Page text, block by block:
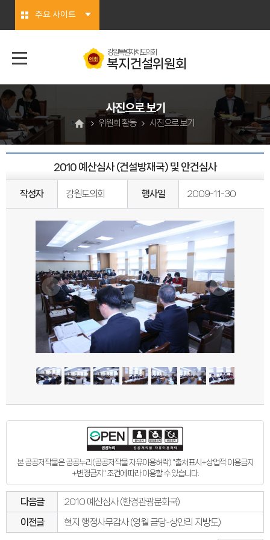
주요 사이트
강원특별자치도의회
복지건설위원회
사진으로 보기
위원회 활동 사진으로 보기
2010 예산심사 (건설방재국) 및 안건심사
작성자 강원도의회 행사일 2009-11-30
본 공공저작물은 공공누리(공공저작물 자유이용허락) "출처표시+상업적 이용금지
+변경금지" 조건에 따라 이용할 수 있습니다.
다음글
2010 예산심사 (환경관광문화국)
이전글
현지 행정사무감사 (영월 금당-상안리 지방도)